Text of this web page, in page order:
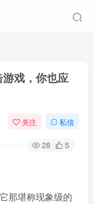
游戏，你也应
关注 私信
28 5
那堪称现象级的